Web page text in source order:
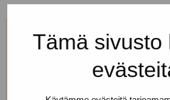
Tämä sivusto
Jos et pääse paikalle,
tavata, niin ota yhteyttä!